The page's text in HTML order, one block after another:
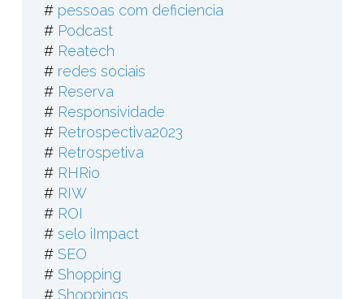
# pessoas com deficiencia
# Podcast
# Reatech
# redes sociais
# Reserva
# Responsividade
# Retrospectiva2023
# Retrospetiva
# RHRio
# RIW
# ROI
# selo iImpact
# SEO
# Shopping
# Shoppings